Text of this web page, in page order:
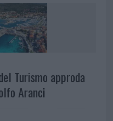
Turismo approda
Aranci